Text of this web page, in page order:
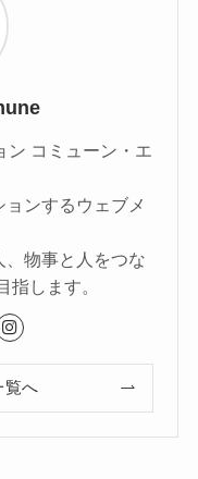
ン コミューン・エ
ンするウェブメ
物事と人をつな
指します。
覧へ